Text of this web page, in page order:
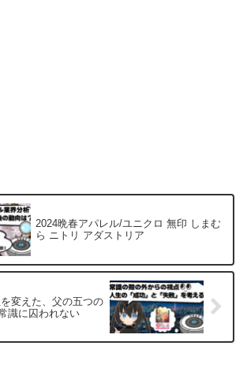
2024晩春アパレル/ユニクロ 無印 しまむ
ら ニトリ アダストリア
変えた、父の五つの
識に囚われない